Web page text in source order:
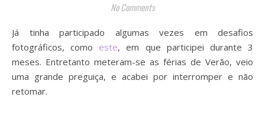
No Comments
Já tinha participado algumas vezes em desafios
fotográficos, como este, em que participei durante 3
meses. Entretanto meteram-se as férias de Verão, veio
uma grande preguiça, e acabei por interromper e não
retomar.